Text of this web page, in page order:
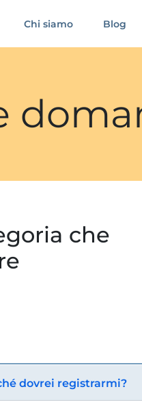
Chi siamo Blog
che
dovrei registrarmi?